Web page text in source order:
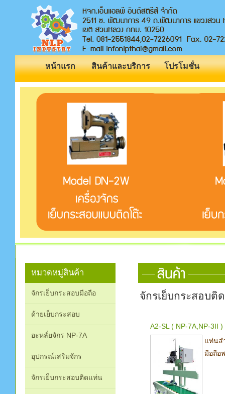
หน้าแรก สินค้าและบริการ โปรโมชั่น
หมวดหมู่สินค้า
จักรเย็บกระสอบมือถือ
ด้ายเย็บกระสอบ
อะหลั่ยจักร NP-7A
อุปกรณ์เสริมจักร
จักรเย็บกระสอบติดแท่น
จักรเย็บกระสอบติ
A2-SL ( NP-7A,NP-3II
แท่นส
มือถือ